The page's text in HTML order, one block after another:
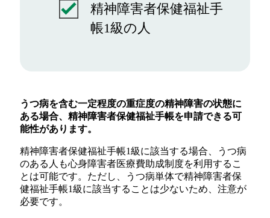
精神障害者保健福祉手
帳1級の人
うつ病を含む一定程度の重症度の精神障害の状態に
ある場合、精神障害者保健福祉手帳を申請できる可
能性があります。
精神障害者保健福祉手帳1級に該当する場合、うつ病
のある人も心身障害者医療費助成制度を利用するこ
とは可能です。ただし、うつ病単体で精神障害者保
健福祉手帳1級に該当することは少ないため、注意が
必要です。